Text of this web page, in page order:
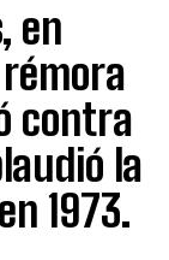
en
contra
la
1973.